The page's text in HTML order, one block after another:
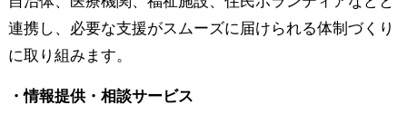
連携し、必要な支援がスムーズに届けられる体制づくり
に取り組みます。
・情報提供・相談サービス